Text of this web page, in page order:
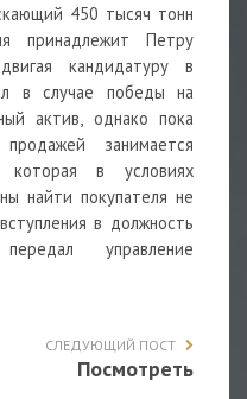
450 тысяч тонн
принадлежит Петру
кандидатуру в
в случае победы на
актив, однако пока
занимается
которая в условиях
найти покупателя не
в должность
управление
СЛЕДУЮЩИЙ ПОСТ
Посмотреть